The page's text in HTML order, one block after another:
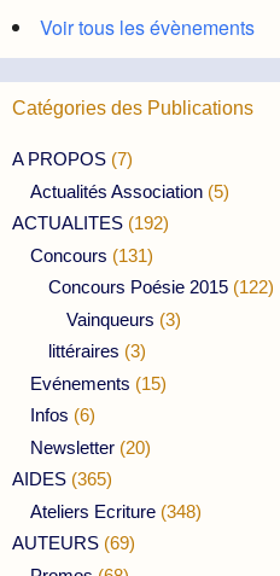
Voir tous les évènements
Catégories des Publications
A PROPOS (7)
Actualités Association (5)
ACTUALITES (192)
Concours (131)
Concours Poésie 2015 (122)
Vainqueurs (3)
littéraires (3)
Evénements (15)
Infos (6)
Newsletter (20)
AIDES (365)
Ateliers Ecriture (348)
AUTEURS (69)